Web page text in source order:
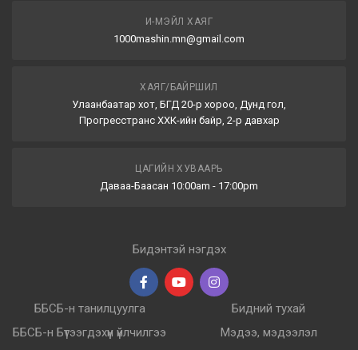
И-МЭЙЛ ХАЯГ
1000mashin.mn@gmail.com
ХАЯГ/БАЙРШИЛ
Улаанбаатар хот, БГД 20-р хороо, Дунд гол,
Прогресстранс ХХК-ийн байр, 2-р давхар
ЦАГИЙН ХУВААРЬ
Даваа-Баасан 10:00am - 17:00pm
Бидэнтэй нэгдэх
ББСБ-н танилцуулга
ББСБ-н Бүтээгдэхүүн үйлчилгээ
Бидний тухай
Мэдээ, мэдээлэл